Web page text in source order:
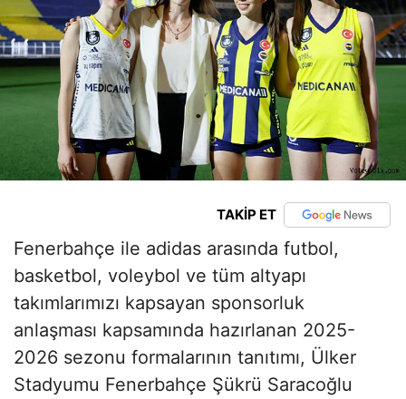
TAKİP ET
Fenerbahçe ile adidas arasında futbol,
basketbol, voleybol ve tüm altyapı
takımlarımızı kapsayan sponsorluk
anlaşması kapsamında hazırlanan 2025-
2026 sezonu formalarının tanıtımı, Ülker
Stadyumu Fenerbahçe Şükrü Saracoğlu